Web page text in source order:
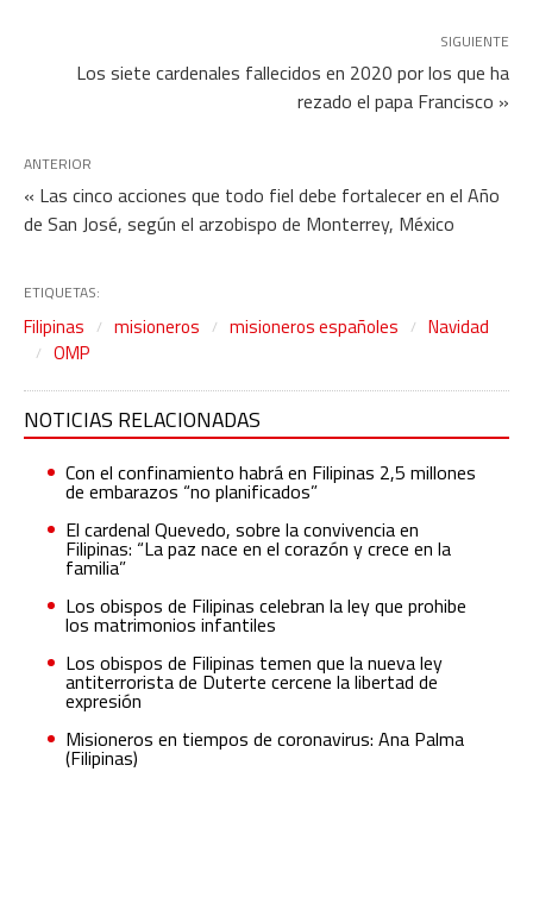
SIGUIENTE
Los siete cardenales fallecidos en 2020 por los que ha
rezado el papa Francisco »
ANTERIOR
« Las cinco acciones que todo fiel debe fortalecer en el Año
de San José, según el arzobispo de Monterrey, México
ETIQUETAS:
Filipinas misioneros misioneros españoles
Navidad
OMP
NOTICIAS RELACIONADAS
Con el confinamiento habrá en Filipinas 2,5 millones
de embarazos “no planificados”
El cardenal Quevedo, sobre la convivencia en
Filipinas: “La paz nace en el corazón y crece en la
familia”
Los obispos de Filipinas celebran la ley que prohibe
los matrimonios infantiles
Los obispos de Filipinas temen que la nueva ley
antiterrorista de Duterte cercene la libertad de
expresión
Misioneros en tiempos de coronavirus: Ana Palma
(Filipinas)